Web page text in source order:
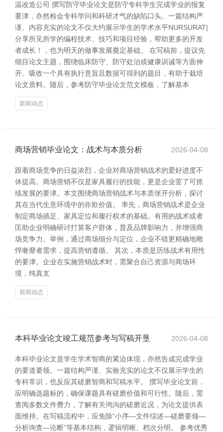
温改造公司 撰写防守毕业论文是防守专科学生完成学业的报复
要津，亦然检会专科学问和科研才气的缺陷口头。一篇结构严
谨、内容充实的论文不仅大约展示学生的学术水平NURSURAT|
分享所见所学的编程技术、技巧和项目经验，帮助更多的开发
者成长！，也为明天的做事发展奠定基础。 在写稿前，提议先
细目论文主题，围绕临床防守、防守处治或健康训诫等方面伸
开。吸收一个具有执行意旨且数据可得到的题目，有助于栽培
论文质料。随后，参考防守毕业论文范文模板，了解基本
新闻动态
商场营销毕业论文：战术与本质分析 2026-04-08
跟着商场竞争的日益浓烈，企业对商场营销战术的爱好进度不
休提高。商场营销不仅是家具履行的技能，更是企业罢了可抓
续发展的要津。本文围绕商场营销战术与本质张开分析，探讨
其在当代生意环境中的诈欺价值。 率先，商场营销战术是企业
制定商场插足、家具定位和履行权术的基础。有用的战术或者
匡助企业明确研讨打算客户群体，普及品牌影响力，并增强商
场竞争力。举例，通过商场细分与定位，企业不错更精确地雕
悍奢靡者需求，提高营销遵循。 其次，本质是历练战术有用性
的要津。企业在实施营销战术时，需聚合自己资源与商场环
境，纯真支
新闻动态
本科毕业论文竣工规范参考与写稿开垦 2026-04-08
本科毕业论文是学生学术智商的紧迫体现，亦然告成完成学业
的要道要领。一篇结构严谨、实验充实的论文不仅展示学生的
专科常识，也反应其磋磨智商和写稿水平。 撰写毕业论文前，
应明确选题标的，确保课题具有磋磨价值和可行性。随后，需
查阅多数文件费力，了解有关鸿沟的磋磨近况，为论文提供表
面维持。在写稿流程中，应免除“小序—文件综述—磋磨要领—
分析询查—论断”等基本结构，逻辑明晰、档次分明。 参考优秀